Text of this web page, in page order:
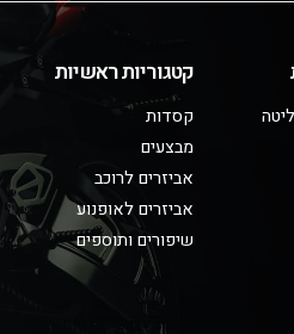
קטגוריות ראשיות
קסדות
מבצעים
אביזרים לרוכב
אביזרים לאופנוע
שיפורים ותוספים